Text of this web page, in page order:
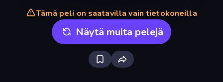
Tämä peli on saatavilla vain tietokoneilla
Näytä muita pelejä